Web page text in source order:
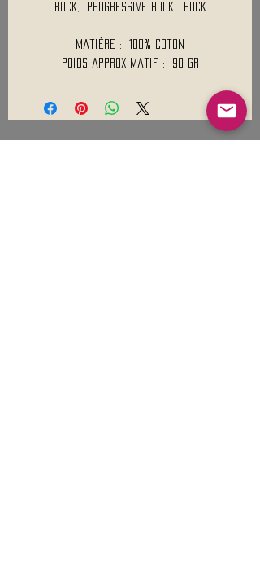
Rock, Progressive Rock, Rock
Matière : 100% Coton
Poids approximatif : 90 Gr